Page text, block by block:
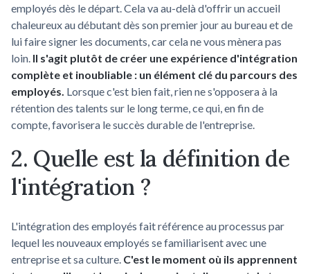
employés dès le départ. Cela va au-delà d'offrir un accueil
chaleureux au débutant dès son premier jour au bureau et de
lui faire signer les documents, car cela ne vous mènera pas
loin. Il s'agit plutôt de créer une expérience d'intégration
complète et inoubliable : un élément clé du parcours des
employés. Lorsque c'est bien fait, rien ne s'opposera à la
rétention des talents sur le long terme, ce qui, en fin de
compte, favorisera le succès durable de l'entreprise.
2. Quelle est la définition de
l'intégration ?
L'intégration des employés fait référence au processus par
lequel les nouveaux employés se familiarisent avec une
entreprise et sa culture. C'est le moment où ils apprennent